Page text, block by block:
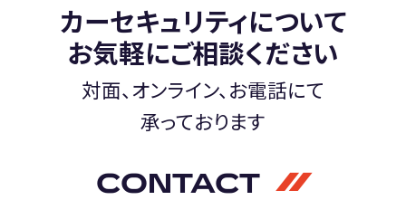
カーセキュリティについて
お気軽にご相談ください
対面、オンライン、お電話にて
承っております
CONTACT